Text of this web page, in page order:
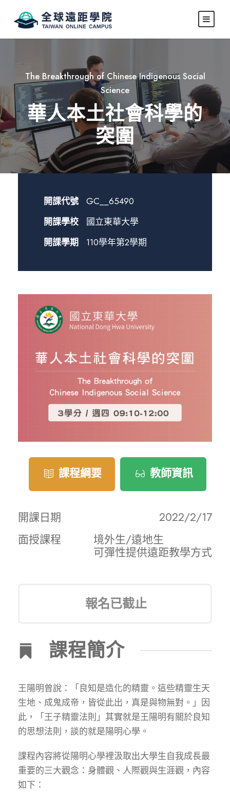
The Breakthrough of Chinese Indigenous Social
Science
華人本土社會科學的
突圍
開課代號
GC__65490
開課學校
國立東華大學
開課學期
110學年第2學期
課程綱要 教師資訊
開課日期
2022/2/17
面授課程
境外生/遠地生
可彈性提供遠距教學方式
報名已截止
課程簡介
王陽明曾說：「良知是造化的精靈。這些精靈生天
生地、成鬼成帝，皆從此出，真是與物無對。」因
此，「王子精靈法則」其實就是王陽明有關於良知
的思想法則，談的就是陽明心學。
課程內容將從陽明心學裡汲取出大學生自我成長最
重要的三大觀念：身體觀、人際觀與生涯觀，內容
如下：